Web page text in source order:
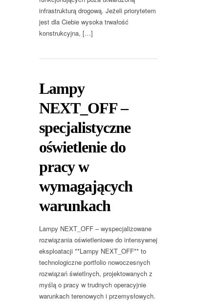
infrastrukturą drogową. Jeżeli priorytetem
jest dla Ciebie wysoka trwałość
konstrukcyjna, […]
Lampy
NEXT_OFF –
specjalistyczne
oświetlenie do
pracy w
wymagających
warunkach
Lampy NEXT_OFF – wyspecjalizowane
rozwiązania oświetleniowe do intensywnej
eksploatacji **Lampy NEXT_OFF** to
technologiczne portfolio nowoczesnych
rozwiązań świetlnych, projektowanych z
myślą o pracy w trudnych operacyjnie
warunkach terenowych i przemysłowych.